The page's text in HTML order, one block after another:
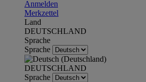
Anmelden
Merkzettel
Land
DEUTSCHLAND
Sprache
Sprache
DEUTSCHLAND
Sprache